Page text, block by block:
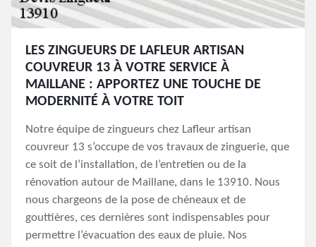
LES ZINGUEURS DE LAFLEUR ARTISAN
COUVREUR 13 À VOTRE SERVICE À
MAILLANE : APPORTEZ UNE TOUCHE DE
MODERNITÉ À VOTRE TOIT
Notre équipe de zingueurs chez Lafleur artisan
couvreur 13 s’occupe de vos travaux de zinguerie, que
ce soit de l’installation, de l’entretien ou de la
rénovation autour de Maillane, dans le 13910. Nous
nous chargeons de la pose de chéneaux et de
gouttières, ces dernières sont indispensables pour
permettre l’évacuation des eaux de pluie. Nos